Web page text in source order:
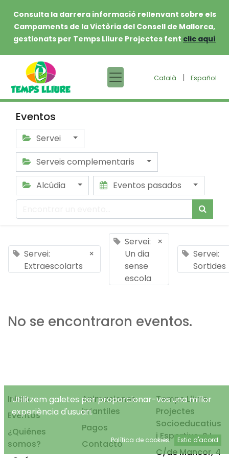
Consulta la darrera informació rellenvant sobre els
Campaments de la Victòria del Consell de Mallorca,
gestionats per Temps Lliure Projectes fent clic aquí
Català | Español
Eventos
Servei
Serveis complementaris
Alcúdia
Eventos pasados
Servei:
Extraescolarts
×
Servei:
Un dia
sense
escola
×
Servei:
Sortides
No se encontraron eventos.
Inicio
Eventos
¿Quiénes
somos?
Animaciones
infantiles
Pagos
Contacto
Temps Lliure
Projectes
Socioeducatius
i Esportius, S.L.
C/de Mancor, 4
Utilitzem galetes per proporcionar-vos una millor
experiència d'usuari.
Política de cookies Estic d'acord